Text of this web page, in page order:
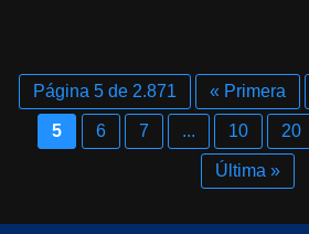
Página 5 de 2.871 « Primera
5 6 7 ... 10 20
Última »